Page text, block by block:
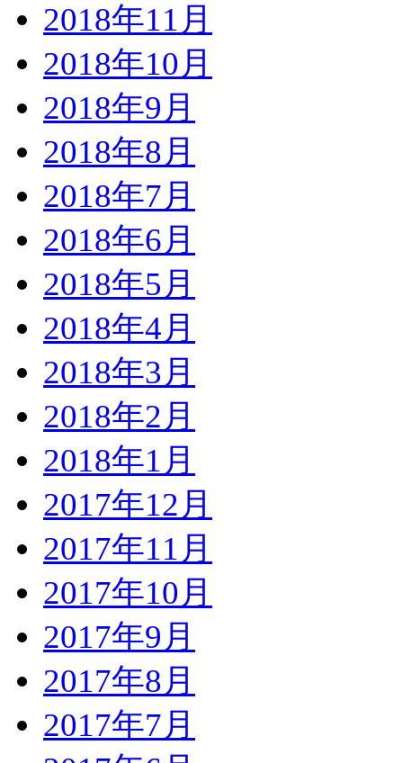
2018年11月
2018年10月
2018年9月
2018年8月
2018年7月
2018年6月
2018年5月
2018年4月
2018年3月
2018年2月
2018年1月
2017年12月
2017年11月
2017年10月
2017年9月
2017年8月
2017年7月